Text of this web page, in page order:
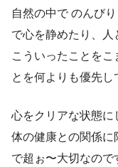
自然の中で のんび
で心を静めたり、人
こういったことをこ
とを何よりも優先し
心をクリアな状態に
体の健康との関係に
で超ぉ〜大切なので